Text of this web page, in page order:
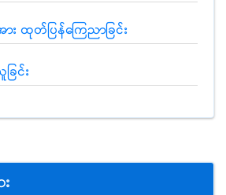
း ထုတ်ပြန်ကြေညာခြင်း
ြင်း